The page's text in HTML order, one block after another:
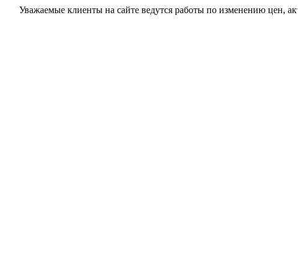
клиенты на сайте ведутся работы по изменению цен,